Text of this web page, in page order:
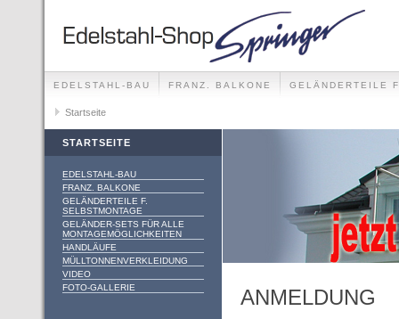
EDELSTAHL-BAU FRANZ. BALKONE GELÄNDERTEILE
GELÄNDER-SETS FÜR ALLE MONTAGEMÖGLICHKEITEN
Startseite
STARTSEITE
EDELSTAHL-BAU
FRANZ. BALKONE
GELÄNDERTEILE F.
SELBSTMONTAGE
GELÄNDER-SETS FÜR ALLE
MONTAGEMÖGLICHKEITEN
HANDLÄUFE
MÜLLTONNENVERKLEIDUNG
VIDEO
FOTO-GALLERIE
ANMELDUNG